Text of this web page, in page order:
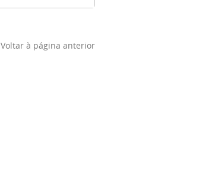
Voltar à página anterior